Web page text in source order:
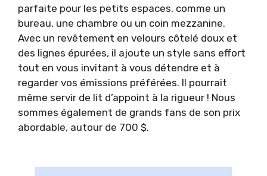
parfaite pour les petits espaces, comme un
bureau, une chambre ou un coin mezzanine.
Avec un revêtement en velours côtelé doux et
des lignes épurées, il ajoute un style sans effort
tout en vous invitant à vous détendre et à
regarder vos émissions préférées. Il pourrait
même servir de lit d’appoint à la rigueur ! Nous
sommes également de grands fans de son prix
abordable, autour de 700 $.